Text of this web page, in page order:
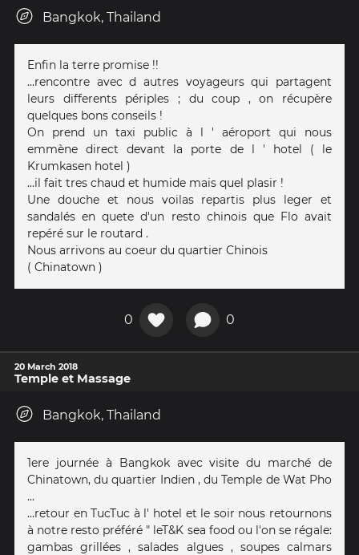
Bangkok, Thailand
Enfin la terre promise !!
...rencontre avec d autres voyageurs qui partagent
leurs differents périples ; du coup , on récupère
quelques bons conseils !
On prend un taxi public à l ' aéroport qui nous
emmène direct devant la porte de l ' hotel ( le
Krumkasen hotel )
...il fait tres chaud et humide mais quel plasir !
Une douche et nous voilas repartis plus leger et
sandalés en quete d'un resto chinois que Flo avait
repéré sur le routard .
Nous arrivons au coeur du quartier Chinois
( Chinatown )
0 0
20 March 2018
Temple et Massage
Bangkok, Thailand
1ere journée à Bangkok avec visite du marché de
Chinatown, du quartier Indien , du Temple de Wat Pho
...
...retour en TucTuc à l' hotel et le soir nous retournons
à notre resto préféré " leT&K sea food ou l'on se régale:
gambas grillées , salades algues , soupes calmars